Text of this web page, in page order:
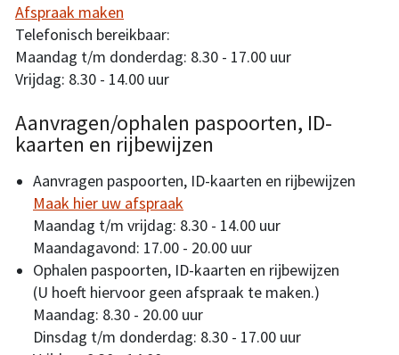
Afspraak maken
Telefonisch bereikbaar:
Maandag t/m donderdag: 8.30 - 17.00 uur
Vrijdag: 8.30 - 14.00 uur
Aanvragen/ophalen paspoorten, ID-
kaarten en rijbewijzen
Aanvragen paspoorten, ID-kaarten en rijbewijzen
Maak hier uw afspraak
Maandag t/m vrijdag: 8.30 - 14.00 uur
Maandagavond: 17.00 - 20.00 uur
Ophalen paspoorten, ID-kaarten en rijbewijzen
(U hoeft hiervoor geen afspraak te maken.)
Maandag: 8.30 - 20.00 uur
Dinsdag t/m donderdag: 8.30 - 17.00 uur